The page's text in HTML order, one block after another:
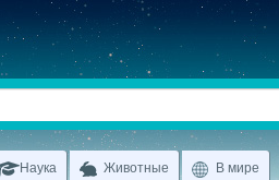
Наука Животные В мире